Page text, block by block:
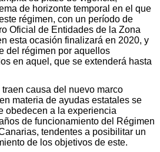
de horizonte temporal en el que
régimen, con un período de
Oficial de Entidades de la Zona
esta ocasión finalizará en 2020, y
del régimen por aquellos
en aquel, que se extenderá hasta
causa del nuevo marco
materia de ayudas estatales se
obedecen a la experiencia
de funcionamiento del Régimen
tendentes a posibilitar un
de los objetivos de este.